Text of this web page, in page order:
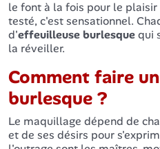
le font à la fois pour le
testé, c'est sensationnel.
d'effeuilleuse burlesquequi
la réveiller.
Comment faire
burlesque ?
Le maquillage dépend de
et de ses désirs pour